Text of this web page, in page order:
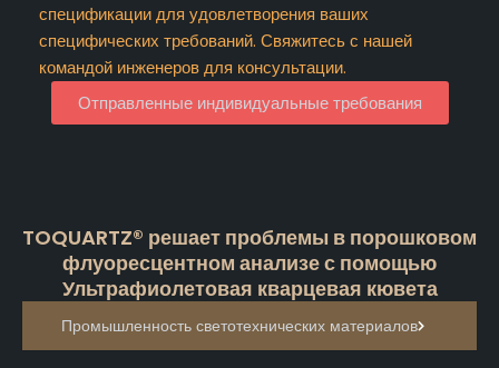
спецификации для удовлетворения ваших
специфических требований. Свяжитесь с нашей
командой инженеров для консультации.
Отправленные индивидуальные требования
TOQUARTZ® решает проблемы в порошковом
флуоресцентном анализе с помощью
Ультрафиолетовая кварцевая кювета
Промышленность светотехнических материалов